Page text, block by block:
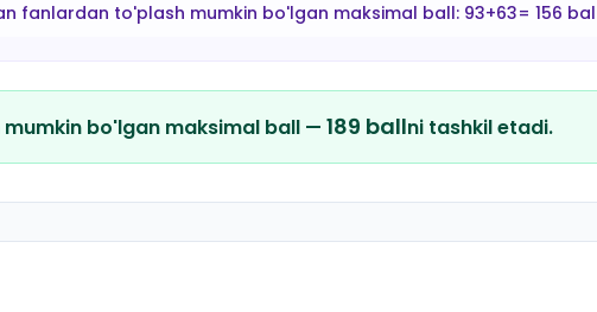
fanlardan to'plash mumkin bo'lgan maksimal ball: 93+63= 156
bo'lgan maksimal ball — 189 ballni tashkil etadi.